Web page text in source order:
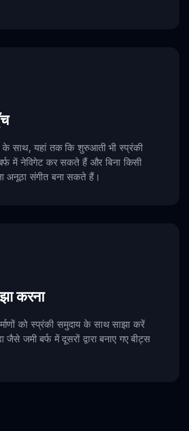
के साथ, यहां तक कि शुरुआती भी स्प्रंकी
में नेविगेट कर सकते हैं और बिना किसी
अनूठा संगीत बना सकते हैं।
करना
को स्प्रंकी समुदाय के साथ साझा करें
जमी बर्फ में दूसरों द्वारा बनाए गए बीट्स